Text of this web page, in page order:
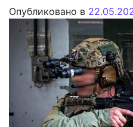
Опубликовано в